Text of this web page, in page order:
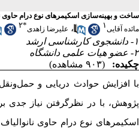
ساخت و بهینه‌سازی اسکیمرهای نوع درام حاوی
مائده آقایی۱ ، علیرضا زاهدی*۲
۱- دانشجوی کارشناسی ارشد
۲- عضو هیات علمی دانشگاه
چکیده:
(۹۰۳ مشاهده)
با افزایش حوادث دریایی و
پژوهش، با در نظرگرفتن نیاز جدی
اسکیمرهای نوع درام حاوی نانوالیاف